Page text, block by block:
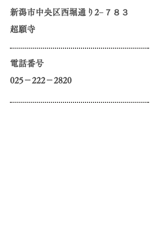
新潟市中央区西堀通り2−７８３
​超願寺
電話番号
025－222－2820